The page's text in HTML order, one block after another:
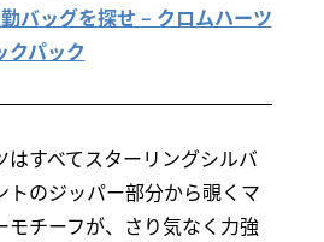
バッグを探せ – クロムハーツ
クパック
はすべてスターリングシルバ
トのジッパー部分から覗くマ
モチーフが、さり気なく力強